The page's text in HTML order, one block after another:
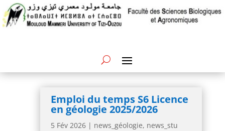
Emploi du temps S6 Licence
en géologie 2025/2026
5 Fév 2026| news_géologie, news_stu